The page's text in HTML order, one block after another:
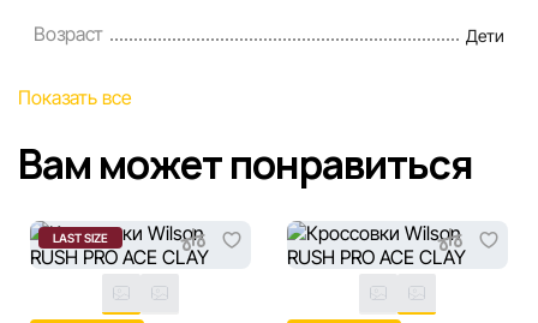
Возраст Дети
Показать все
Вам может понравиться
LAST SIZE